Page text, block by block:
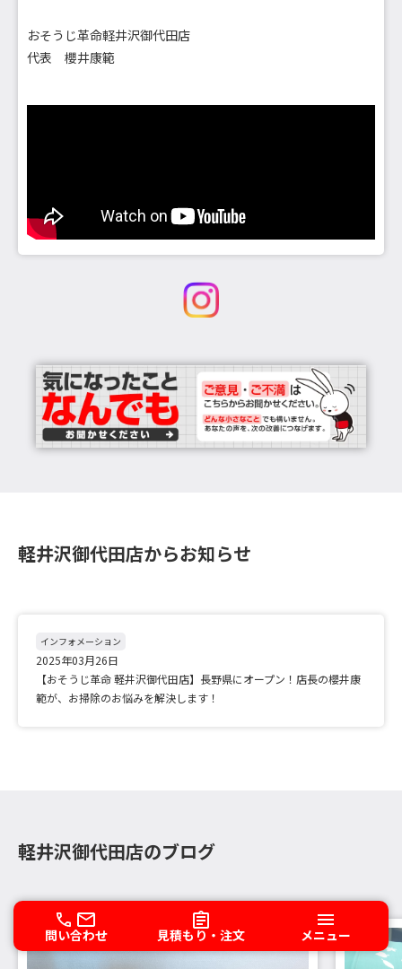
おそうじ革命軽井沢御代田店
代表 櫻井康範
軽井沢御代田店からお知らせ
インフォメーション
2025年03月26日
【おそうじ革命 軽井沢御代田店】長野県にオープン！店長の櫻井康
範が、お掃除のお悩みを解決します！
軽井沢御代田店のブログ
問い合わせ 見積もり・注文 メニュー